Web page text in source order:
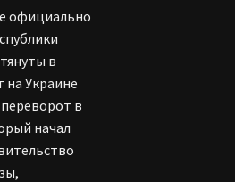
официально
в
Украине
в
начал